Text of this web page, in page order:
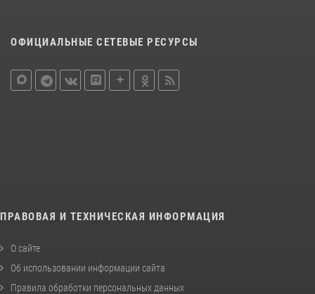
ОФИЦИАЛЬНЫЕ СЕТЕВЫЕ РЕСУРСЫ
ПРАВОВАЯ И ТЕХНИЧЕСКАЯ ИНФОРМАЦИЯ
О сайте
Об использовании информации сайта
Правила обработки персональных данных